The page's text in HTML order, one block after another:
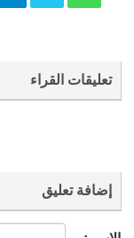
تعليقات القراء
إضافة تعليق